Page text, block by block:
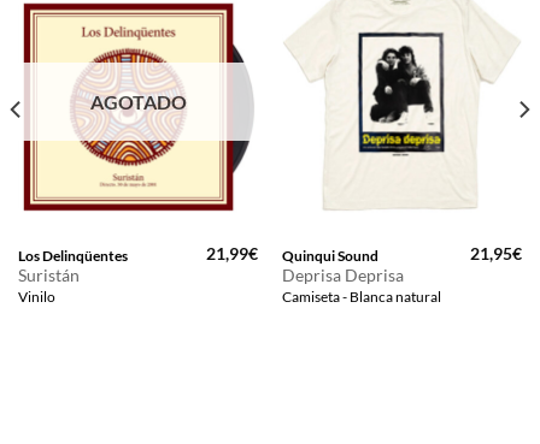
AGOTADO
Los Delinqüentes
Suristán
Vinilo
21,99€ Quinqui Sound
Deprisa Deprisa
Camiseta - Blanca natural
21,95€